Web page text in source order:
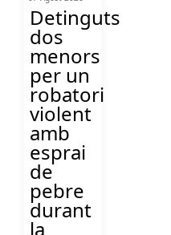
Detinguts
dos
menors
per un
robatori
violent
amb
esprai
de
pebre
durant
la